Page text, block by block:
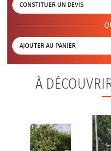
CONSTITUER UN DEVIS
AJOUTER AU PANIER
À